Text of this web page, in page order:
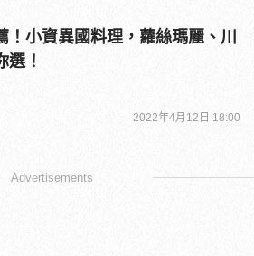
小資異國料理，蘿絲瑪麗、川
選！
2022年4月12日 18:00
Advertisements